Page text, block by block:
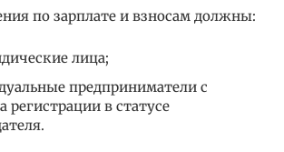
по зарплате и взносам должны:
лица;
предприниматели с
регистрации в статусе